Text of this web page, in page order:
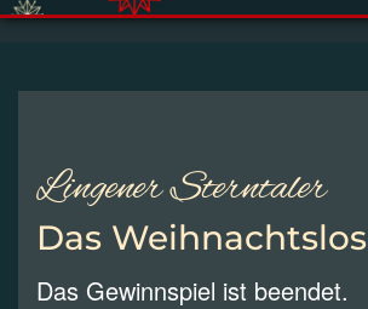
Lingener Sterntaler
Das Weihnachtslos
Das Gewinnspiel ist beendet.